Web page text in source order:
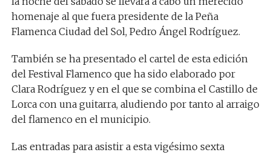
homenaje al que fuera presidente de la Peña
Flamenca Ciudad del Sol, Pedro Ángel Rodríguez.
También se ha presentado el cartel de esta edición
del Festival Flamenco que ha sido elaborado por
Clara Rodríguez y en el que se combina el Castillo de
Lorca con una guitarra, aludiendo por tanto al arraigo
del flamenco en el municipio.
Las entradas para asistir a esta vigésimo sexta